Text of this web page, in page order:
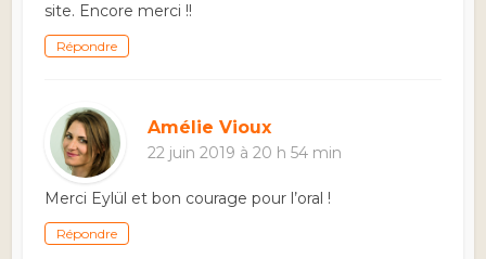
site. Encore merci !!
Répondre
Amélie Vioux
22 juin 2019 à 20 h 54 min
Merci Eylül et bon courage pour l’oral !
Répondre